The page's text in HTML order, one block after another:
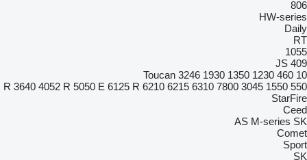
806
HW-series
Daily
RT
1055
409
JS
10
460
1230
1350
1930
3246
Toucan
550
1550
3045 R
3640 4052 R 5050 E 6125 R 6210 6215 6310 7800
StarFire
Ceed
AS M-series SK
Comet
Sport
SK